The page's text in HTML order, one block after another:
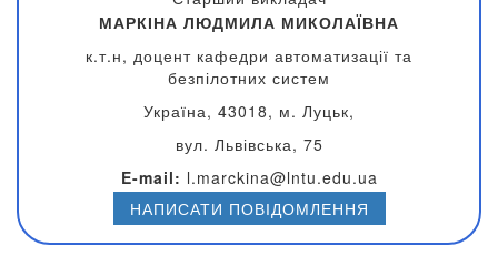
МАРКІНА ЛЮДМИЛА МИКОЛАЇВНА
к.т.н, доцент кафедри автоматизації та
безпілотних систем
Україна, 43018, м. Луцьк,
вул. Львівська, 75
E-mail: l.marckina@lntu.edu.ua
НАПИСАТИ ПОВІДОМЛЕННЯ